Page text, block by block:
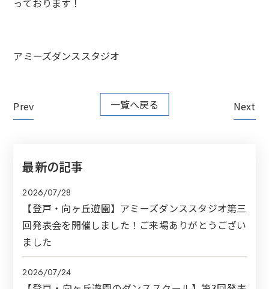
っております！
アミーズダンススタジオ
Prev 一覧へ戻る Next
最新の記事
2026/07/28
【登戸・向ヶ丘遊園】アミーズダンススタジオ第三
回発表会を開催しました！ご来場ありがとうござい
ました
2026/07/24